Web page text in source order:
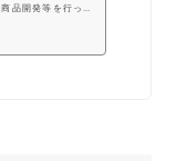
品開発等を行って